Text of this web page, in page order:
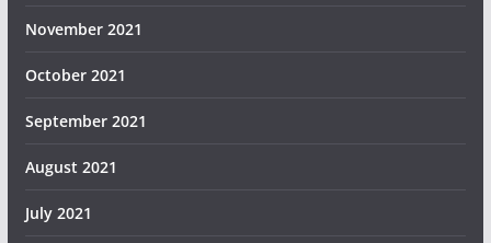
November 2021
October 2021
September 2021
August 2021
July 2021